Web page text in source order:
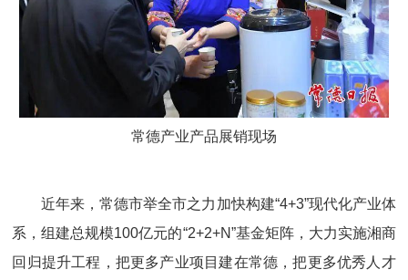
常德产业产品展销现场
近年来，常德市举全市之力加快构建“4+3”现代化产业体
系，组建总规模100亿元的“2+2+N”基金矩阵，大力实施湘商
回归提升工程，把更多产业项目建在常德，把更多优秀人才